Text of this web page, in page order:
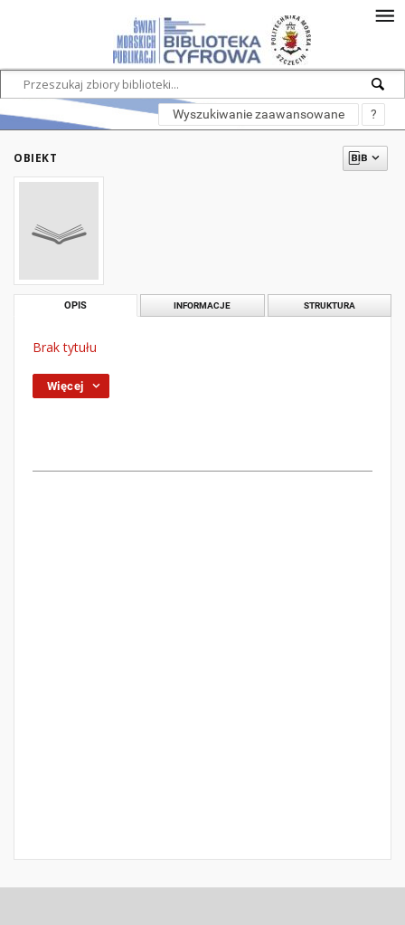
Wyszukiwanie zaawansowane ?
OBIEKT
OPIS INFORMACJE STRUKTURA
Brak tytułu
Więcej